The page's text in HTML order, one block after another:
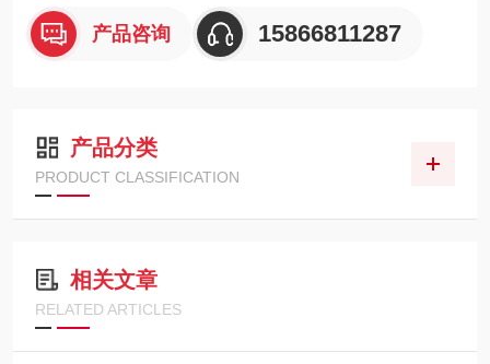
产品咨询 15866811287
产品分类
PRODUCT CLASSIFICATION
相关文章
RELATED ARTICLES